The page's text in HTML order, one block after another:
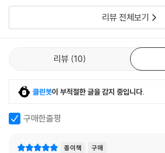
리뷰 전체보기
리뷰 10
클린봇이 부적절한 글을 감지 중입니다.
구매한줄평
종이책 구매